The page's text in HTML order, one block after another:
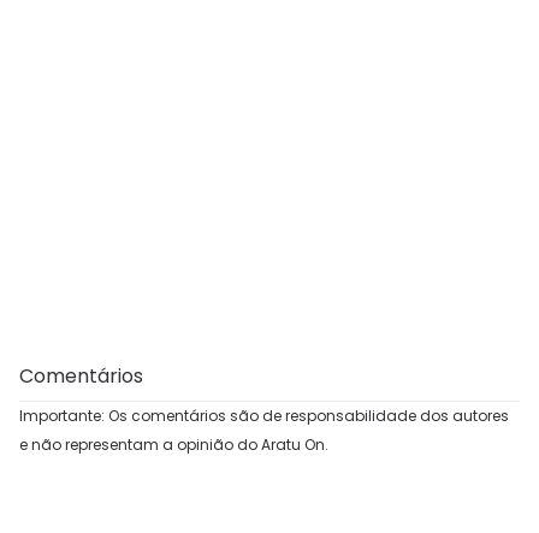
Comentários
Importante: Os comentários são de responsabilidade dos autores
e não representam a opinião do Aratu On.